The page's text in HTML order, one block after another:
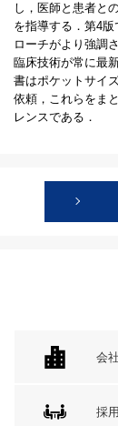
し，医師と患者と
を指導する．第4
ローチがより強調
臨床技術が常に最
書はポケットサイ
依頼，これらをま
レンスである．
会
採